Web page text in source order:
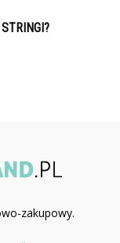
zakupowy.